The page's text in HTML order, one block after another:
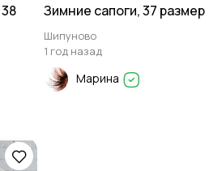
Зимние сапоги, 37 размер
Шипуново
1 год назад
Марина